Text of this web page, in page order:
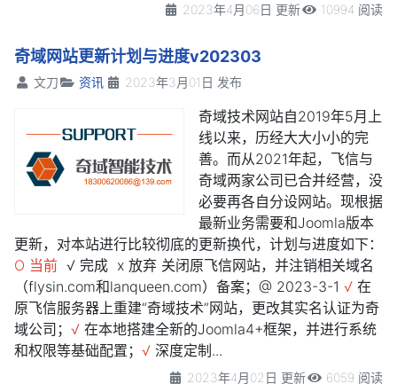
2023年4月06日 更新 10994 阅读
奇域网站更新计划与进度v202303
文刀 资讯 2023年3月01日 发布
奇域技术网站自2019年5月上
线以来，历经大大小小的完
善。而从2021年起，飞信与
奇域两家公司已合并经营，没
必要再各自分设网站。现根据
最新业务需要和Joomla版本
更新，对本站进行比较彻底的更新换代，计划与进度如下：
O 当前 √ 完成 x 放弃 关闭原飞信网站，并注销相关域名
（flysin.com和lanqueen.com）备案；@ 2023-3-1 √ 在
原飞信服务器上重建“奇域技术”网站，更改其实名认证为奇
域公司； √ 在本地搭建全新的Joomla4+框架，并进行系统
和权限等基础配置； √ 深度定制...
2023年4月02日 更新 6059 阅读